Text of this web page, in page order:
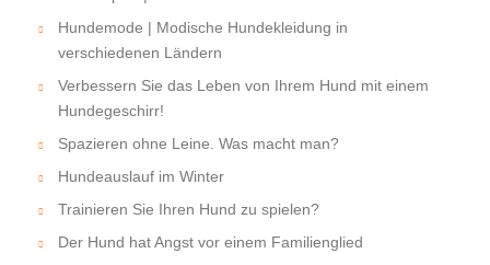
Hundemode | Modische Hundekleidung in
verschiedenen Ländern
Verbessern Sie das Leben von Ihrem Hund mit einem
Hundegeschirr!
Spazieren ohne Leine. Was macht man?
Hundeauslauf im Winter
Trainieren Sie Ihren Hund zu spielen?
Der Hund hat Angst vor einem Familienglied